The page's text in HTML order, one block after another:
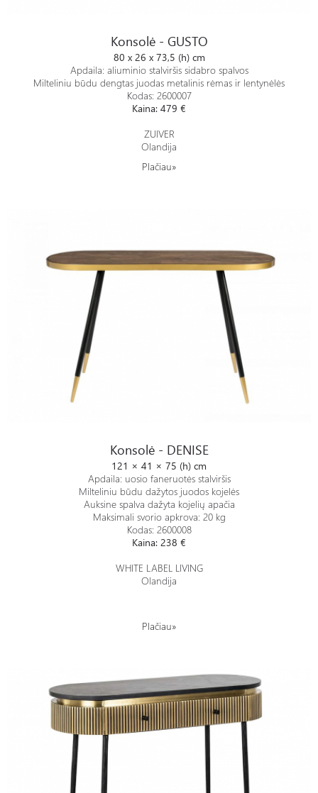
Konsolė - GUSTO
80 x 26 x 73,5 (h) cm
Apdaila: aliuminio stalviršis sidabro spalvos
Milteliniu būdu dengtas juodas metalinis rėmas ir lentynėlės
Kodas: 2600007
Kaina: 479 €
ZUIVER
Olandija
Plačiau»
Konsolė - DENISE
121 × 41 × 75 (h) cm
Apdaila: uosio faneruotės stalviršis
Milteliniu būdu dažytos juodos kojelės
Auksine spalva dažyta kojelių apačia
Maksimali svorio apkrova: 20 kg
Kodas: 2600008
Kaina: 238 €
WHITE LABEL LIVING
Olandija
Plačiau»